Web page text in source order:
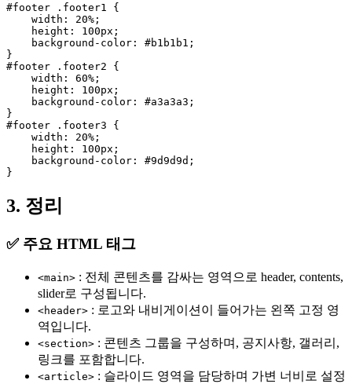
#footer
.footer1
{
width : 20% ;
height : 100px ;
background-color : #b1b1b1 ;
#footer
.footer2 {
width : 60% ;
height : 100px ;
background-color : #a3a3a3 ;
#footer
.footer3 {
width : 20% ;
height : 100px ;
background-color : #9d9d9d ;
3. 정리
✅ 주요 HTML 태그
<main> : 전체 콘텐츠를 감싸는 영역으로 header, contents,
slider로 구성됩니다.
<header> : 로고와 내비게이션이 들어가는 왼쪽 고정 영
역입니다.
<section> : 콘텐츠 그룹을 구성하며, 공지사항, 갤러리,
링크를 포함합니다.
<article> : 슬라이드 영역을 담당하며 가변 너비로 설정